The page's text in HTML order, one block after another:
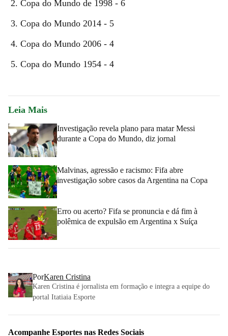
Copa do Mundo de 1998 - 6
Copa do Mundo 2014 - 5
Copa do Mundo 2006 - 4
Copa do Mundo 1954 - 4
Leia Mais
Investigação revela plano para matar Messi
durante a Copa do Mundo, diz jornal
Malvinas, agressão e racismo: Fifa abre
investigação sobre casos da Argentina na Copa
Erro ou acerto? Fifa se pronuncia e dá fim à
polêmica de expulsão em Argentina x Suíça
PorKaren Cristina
Karen Cristina é jornalista em formação e integra a equipe do
portal Itatiaia Esporte
Acompanhe Esportes nas Redes Sociais